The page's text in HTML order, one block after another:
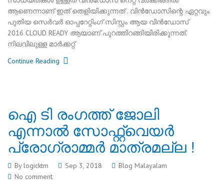
ആണെന്നാണ്‌ ഇത് തെളിയിക്കുന്നത് . വിന്‍ഡോസിന്റെ ഏറ്റവും
പുതിയ സെര്‍വര്‍ ഓപ്പറേറ്റിംഗ് സിസ്റ്റം ആയ വിന്‍ഡോസ്
2016 CLOUD READY ആയാണ് പുറത്തിറങ്ങിയിരിക്കുന്നത്.
നിലവിലുള്ള മാര്‍ക്കറ്റ്‌
Continue Reading
ഐ ടി രംഗത്ത് ജോലി
എന്നാല്‍ സോഫ്റ്റ്‌വെയര്‍
പ്രോഗ്രാമ്മര്‍ മാത്രമല്ല !
Bylogicktm Sep 3, 2018
Blog Malayalam
No comment